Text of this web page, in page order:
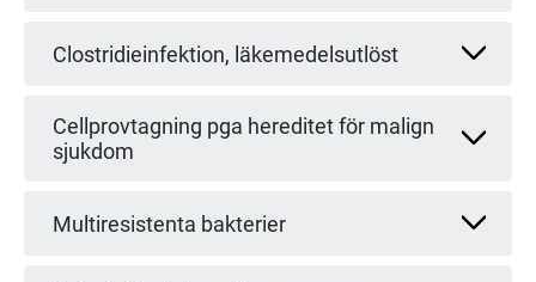
Clostridieinfektion, läkemedelsutlöst
Cellprovtagning pga hereditet för malign
sjukdom
Multiresistenta bakterier